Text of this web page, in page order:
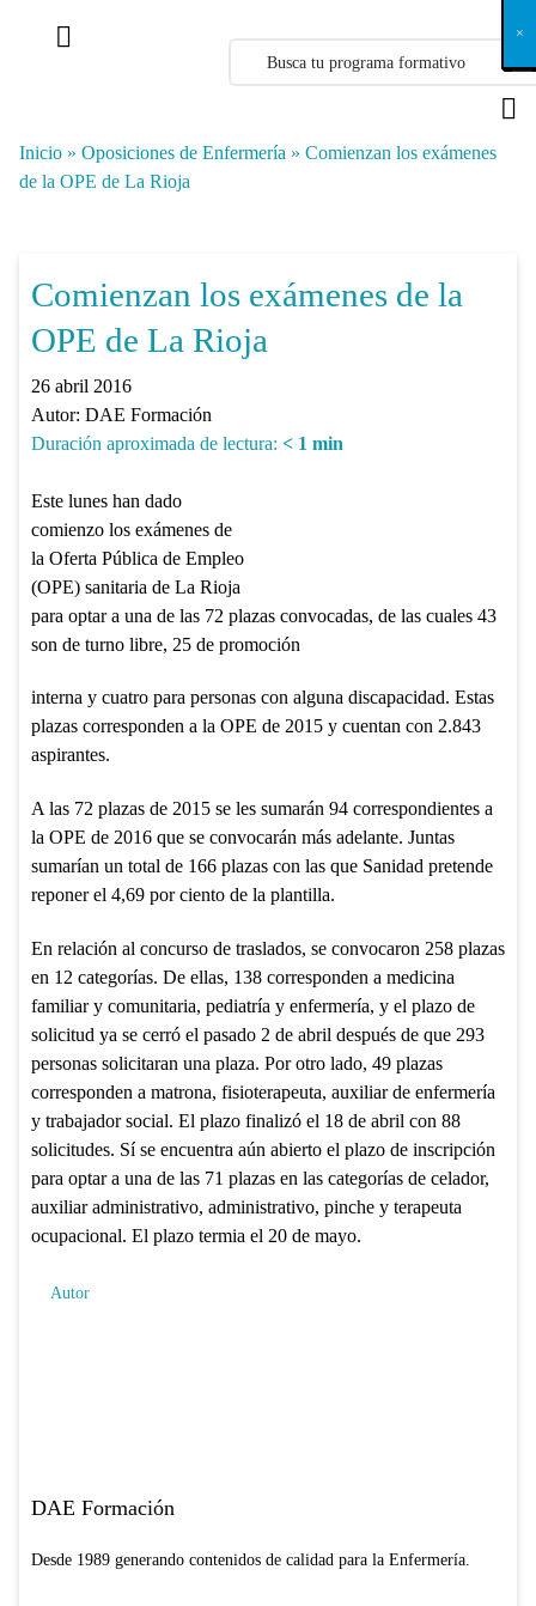
Inicio » Oposiciones de Enfermería » Comienzan los exámenes
de la OPE de La Rioja
Comienzan los exámenes de la
OPE de La Rioja
26 abril 2016
Autor: DAE Formación
Duración aproximada de lectura: < 1 min
Este lunes han dado
comienzo los exámenes de
la Oferta Pública de Empleo
(OPE) sanitaria de La Rioja
para optar a una de las 72 plazas convocadas, de las cuales 43
son de turno libre, 25 de promoción
interna y cuatro para personas con alguna discapacidad. Estas
plazas corresponden a la OPE de 2015 y cuentan con 2.843
aspirantes.
A las 72 plazas de 2015 se les sumarán 94 correspondientes a
la OPE de 2016 que se convocarán más adelante. Juntas
sumarían un total de 166 plazas con las que Sanidad pretende
reponer el 4,69 por ciento de la plantilla.
En relación al concurso de traslados, se convocaron 258 plazas
en 12 categorías. De ellas, 138 corresponden a medicina
familiar y comunitaria, pediatría y enfermería, y el plazo de
solicitud ya se cerró el pasado 2 de abril después de que 293
personas solicitaran una plaza. Por otro lado, 49 plazas
corresponden a matrona, fisioterapeuta, auxiliar de enfermería
y trabajador social. El plazo finalizó el 18 de abril con 88
solicitudes. Sí se encuentra aún abierto el plazo de inscripción
para optar a una de las 71 plazas en las categorías de celador,
auxiliar administrativo, administrativo, pinche y terapeuta
ocupacional. El plazo termia el 20 de mayo.
Autor
DAE Formación
Desde 1989 generando contenidos de calidad para la Enfermería.
X
×
×
×
×
×
×
×
×
×
×
×
×
×
×
×
×
×
×
×
×
×
×
×
×
×
×
×
×
×
×
×
×
×
×
×
×
×
×
×
×
×
×
×
×
×
×
×
×
×
×
×
×
×
×
×
×
×
×
×
×
×
×
×
×
×
×
×
×
×
×
×
×
×
×
×
×
×
×
×
×
×
×
×
×
×
×
×
×
×
×
×
×
×
×
×
×
×
×
×
×
×
×
×
×
×
×
×
×
×
×
×
×
×
×
×
×
×
×
×
×
×
×
×
×
×
×
×
×
×
×
×
×
×
×
×
×
×
×
×
×
×
×
×
×
×
×
×
×
×
×
×
×
×
×
×
×
×
×
×
×
×
×
×
×
×
×
×
×
×
×
×
×
×
×
×
×
×
×
×
×
×
×
×
×
×
×
×
×
×
×
×
×
×
×
×
×
×
×
×
×
×
×
×
×
×
×
×
×
×
×
×
×
×
×
×
×